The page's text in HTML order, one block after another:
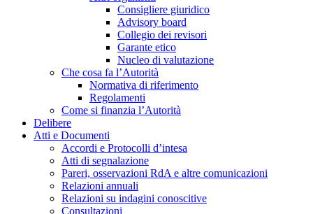
Consigliere giuridico
Advisory board
Collegio dei revisori
Garante etico
Nucleo di valutazione
Che cosa fa l’Autorità
Normativa di riferimento
Regolamenti
Come si finanzia l’Autorità
Delibere
Atti e Documenti
Accordi e Protocolli d’intesa
Atti di segnalazione
Pareri, osservazioni RdA e altre comunicazioni
Relazioni annuali
Relazioni su indagini conoscitive
Consultazioni